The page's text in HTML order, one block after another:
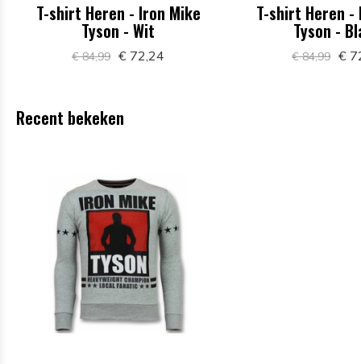
T-shirt Heren - Iron Mike
Tyson - Wit
€ 84,99 € 72,24
T-shirt Heren -
Tyson -
€ 84,99 €
Recent bekeken